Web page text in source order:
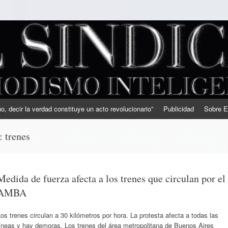
decir la verdad constituye un acto revolucionario” Publicidad Sobre
trenes
de fuerza afecta a los trenes que circulan por el
trenes circulan a 30 kilómetros por hora. La protesta afecta a todas las
y hay demoras. Los trenes del área metropolitana de Buenos Aires